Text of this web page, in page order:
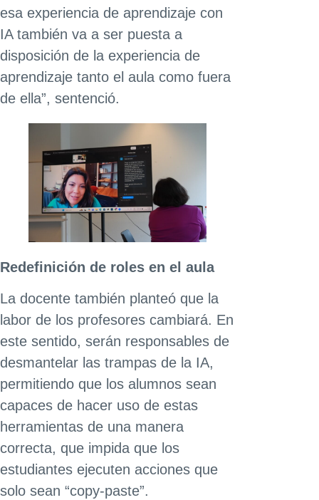
esa experiencia de aprendizaje con
IA también va a ser puesta a
disposición de la experiencia de
aprendizaje tanto el aula como fuera
de ella”, sentenció.
Redefinición de roles en el aula
La docente también planteó que la
labor de los profesores cambiará. En
este sentido, serán responsables de
desmantelar las trampas de la IA,
permitiendo que los alumnos sean
capaces de hacer uso de estas
herramientas de una manera
correcta, que impida que los
estudiantes ejecuten acciones que
solo sean “copy-paste”.